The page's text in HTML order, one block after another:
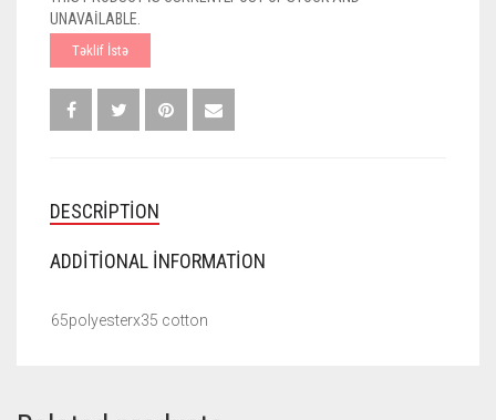
UNAVAILABLE.
Təklif İstə
DESCRIPTION
ADDITIONAL INFORMATION
65polyesterx35 cotton